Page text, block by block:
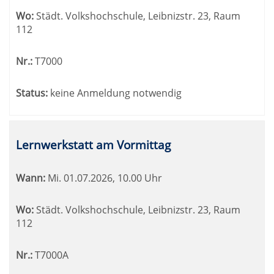
Wo:Städt. Volkshochschule, Leibnizstr. 23, Raum
112
Nr.:T7000
Status: keine Anmeldung notwendig
Lernwerkstatt am Vormittag
Wann: Mi. 01.07.2026, 10.00 Uhr
Wo: Städt. Volkshochschule, Leibnizstr. 23, Raum
112
Nr.:T7000A